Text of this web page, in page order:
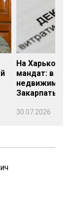
На
мандат: в
Закарпатье
30.07.2026